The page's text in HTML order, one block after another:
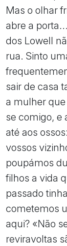
Mas o olhar
abre a
dos Lowell
rua. Sinto
sair de casa
a mulher
se comigo, e
até aos
vossos
poupámos
filhos a vida
passado
cometemos
aqui? «Não
reviravoltas